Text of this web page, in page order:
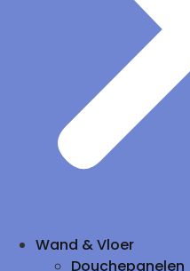
Wand & Vloer
Douchepanelen